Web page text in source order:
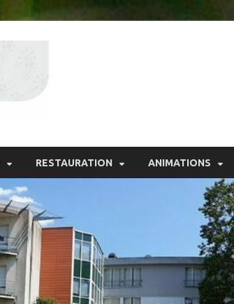
RESTAURATION ANIMATIONS